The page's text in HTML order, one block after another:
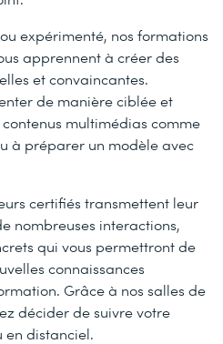
expérimenté, nos formations
apprennent à créer des
et convaincantes.
de manière ciblée et
multimédias comme
à préparer un modèle avec
certifiés transmettent leur
nombreuses interactions,
qui vous permettront de
connaissances
Grâce à nos salles de
décider de suivre votre
en distanciel.